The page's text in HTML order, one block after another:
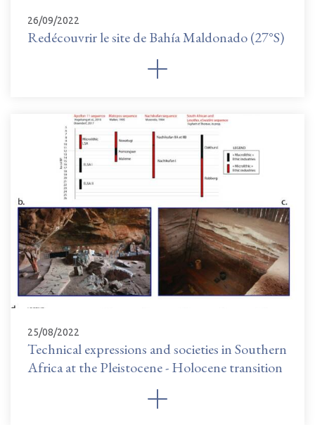
26/09/2022
Redécouvrir le site de Bahía Maldonado (27°S)
25/08/2022
Technical expressions and societies in Southern
Africa at the Pleistocene - Holocene transition